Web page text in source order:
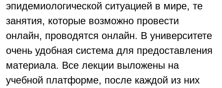
эпидемиологической ситуацией в мире, те
занятия, которые возможно провести
онлайн, проводятся онлайн. В университете
очень удобная система для предоставления
материала. Все лекции выложены на
учебной платформе, после каждой из них